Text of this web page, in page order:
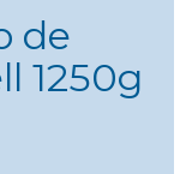
de
1250g